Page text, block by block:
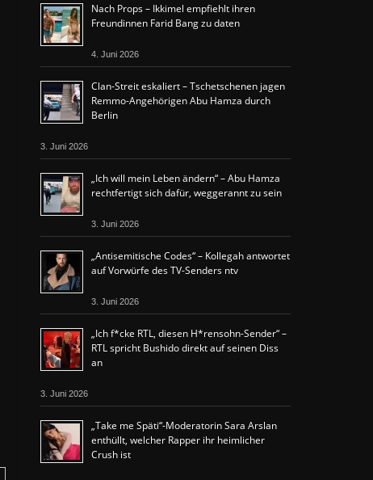
Nach Props – Ikkimel empfiehlt ihren
Freundinnen Farid Bang zu daten
4. Juni 2026
Clan-Streit eskaliert – Tschetschenen jagen
Remmo-Angehörigen Abu Hamza durch
Berlin
3. Juni 2026
„Ich will mein Leben ändern“ – Abu Hamza
rechtfertigt sich dafür, weggerannt zu sein
3. Juni 2026
„Antisemitische Codes“ – Kollegah antwortet
auf Vorwürfe des TV-Senders ntv
3. Juni 2026
„Ich f*cke RTL, diesen H*rensohn-Sender“ –
RTL spricht Bushido direkt auf seinen Diss
an
3. Juni 2026
„Take me Späti“-Moderatorin Sara Arslan
enthüllt, welcher Rapper ihr heimlicher
Crush ist